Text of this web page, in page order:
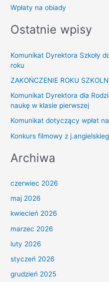
Wpłaty na obiady
Ostatnie wpisy
Komunikat Dyrektora Szkoły
roku
ZAKOŃCZENIE ROKU
Komunikat Dyrektora dla
naukę w klasie pierwszej
Komunikat dotyczący wpłat
Konkurs filmowy z
Archiwa
czerwiec 2026
maj 2026
kwiecień 2026
marzec 2026
luty 2026
styczeń 2026
grudzień 2025